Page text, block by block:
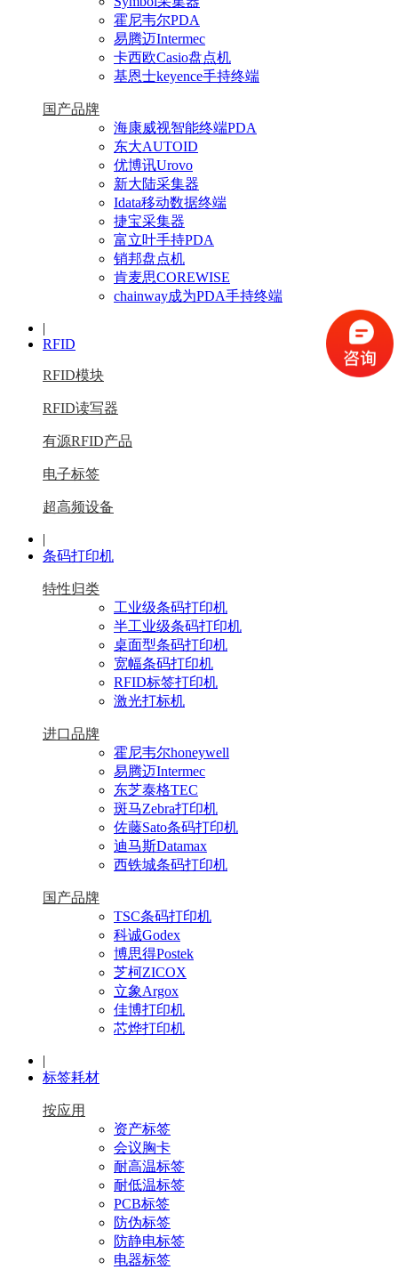
霍尼韦尔PDA
易腾迈Intermec
卡西欧Casio盘点机
基恩士keyence手持终端
国产品牌
海康威视智能终端PDA
东大AUTOID
优博讯Urovo
新大陆采集器
Idata移动数据终端
捷宝采集器
富立叶手持PDA
销邦盘点机
肯麦思COREWISE
chainway成为PDA手持终端
|
RFID
RFID模块
RFID读写器
有源RFID产品
电子标签
超高频设备
|
条码打印机
特性归类
工业级条码打印机
半工业级条码打印机
桌面型条码打印机
宽幅条码打印机
RFID标签打印机
激光打标机
进口品牌
霍尼韦尔honeywell
易腾迈Intermec
东芝泰格TEC
斑马Zebra打印机
佐藤Sato条码打印机
迪马斯Datamax
西铁城条码打印机
国产品牌
TSC条码打印机
科诚Godex
博思得Postek
芝柯ZICOX
立象Argox
佳博打印机
芯烨打印机
|
标签耗材
按应用
资产标签
会议胸卡
耐高温标签
耐低温标签
PCB标签
防伪标签
防静电标签
电器标签